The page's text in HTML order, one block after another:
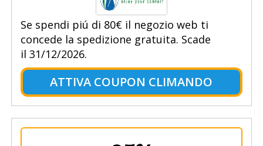
Se spendi piú di 80€ il negozio web ti
concede la spedizione gratuita. Scade
il 31/12/2026.
ATTIVA COUPON CLIMANDO